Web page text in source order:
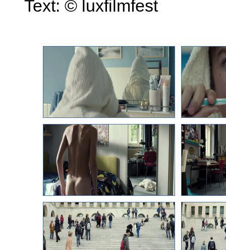
Text: © luxfilmfest